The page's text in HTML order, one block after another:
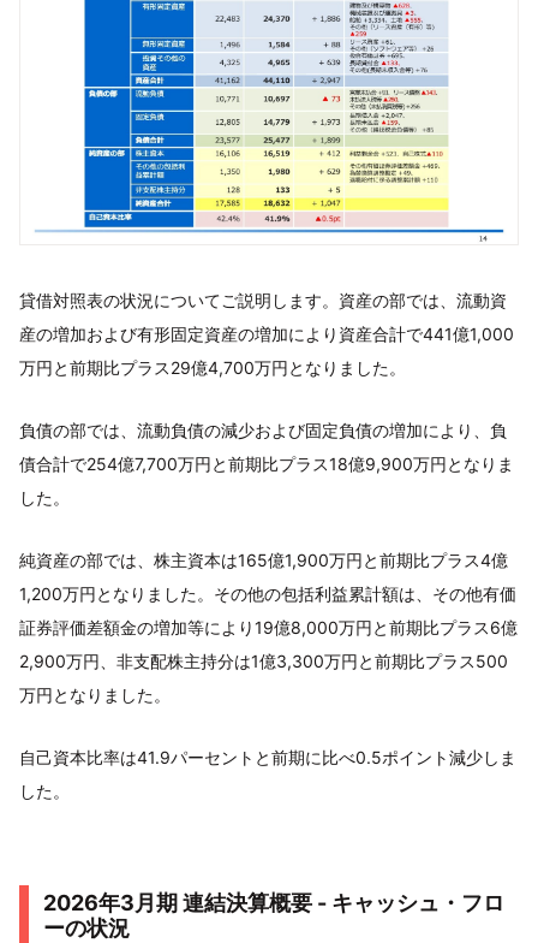
貸借対照表の状況についてご説明します。資産の部では、流動資
産の増加および有形固定資産の増加により資産合計で441億1,000
万円と前期比プラス29億4,700万円となりました。
負債の部では、流動負債の減少および固定負債の増加により、負
債合計で254億7,700万円と前期比プラス18億9,900万円となりま
した。
純資産の部では、株主資本は165億1,900万円と前期比プラス4億
1,200万円となりました。その他の包括利益累計額は、その他有価
証券評価差額金の増加等により19億8,000万円と前期比プラス6億
2,900万円、非支配株主持分は1億3,300万円と前期比プラス500
万円となりました。
自己資本比率は41.9パーセントと前期に比べ0.5ポイント減少しま
した。
2026年3月期 連結決算概要 - キャッシュ・フロ
ーの状況